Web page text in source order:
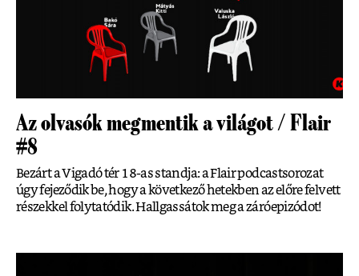
Az olvasók megmentik a világot / Flair
#8
Bezárt a Vigadó tér 18-as standja: a Flair podcastsorozat
úgy fejeződik be, hogy a következő hetekben az előre felvett
részekkel folytatódik. Hallgassátok meg a záróepizódot!